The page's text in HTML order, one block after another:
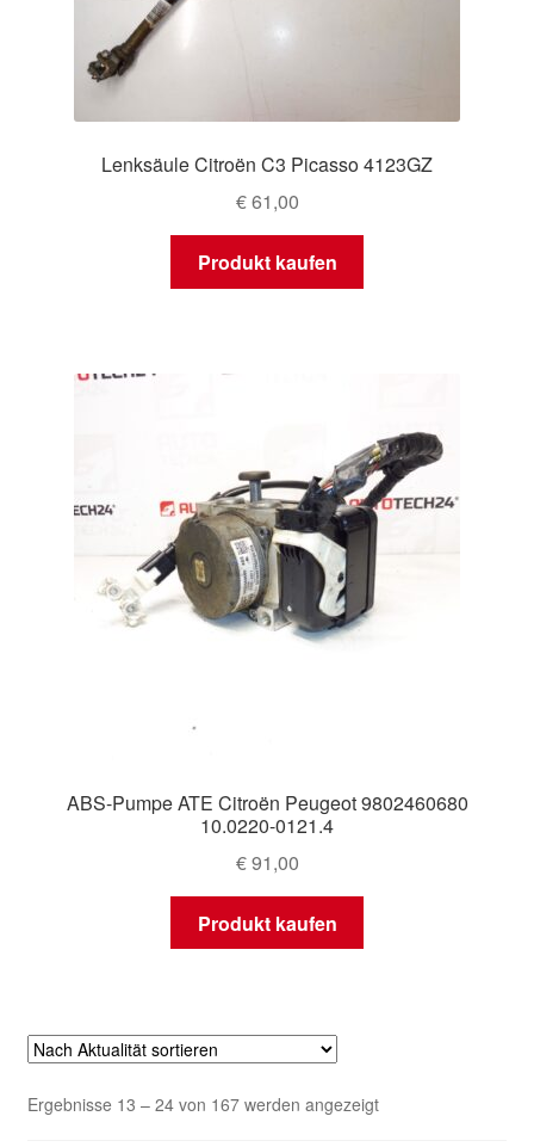
Lenksäule Citroën C3 Picasso 4123GZ
€61,00
Produkt kaufen
ABS-Pumpe ATE Citroën Peugeot 9802460680
10.0220-0121.4
€91,00
Produkt kaufen
Ergebnisse 13 – 24 von 167 werden angezeigtNach